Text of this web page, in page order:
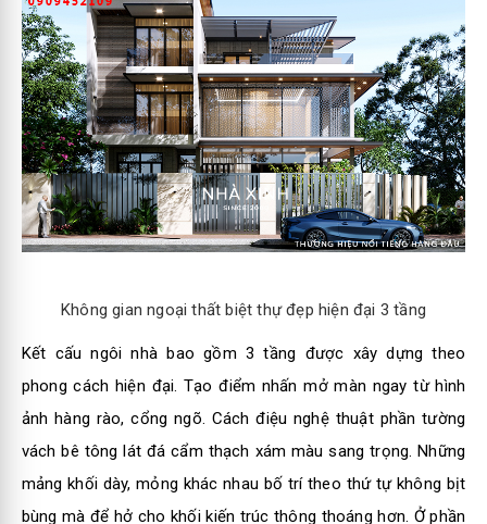
Không gian ngoại thất biệt thự đẹp hiện đại 3 tầng
Kết cấu ngôi nhà bao gồm 3 tầng được xây dựng theo
phong cách hiện đại. Tạo điểm nhấn mở màn ngay từ hình
ảnh hàng rào, cổng ngõ. Cách điệu nghệ thuật phần tường
vách bê tông lát đá cẩm thạch xám màu sang trọng. Những
mảng khối dày, mỏng khác nhau bố trí theo thứ tự không bịt
bùng mà để hở cho khối kiến trúc thông thoáng hơn. Ở phần